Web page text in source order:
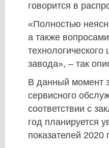
говорится в
«Полностью
а также
завода», – так
В данный момент
сервисного
соответствии с
год планируется
показателей